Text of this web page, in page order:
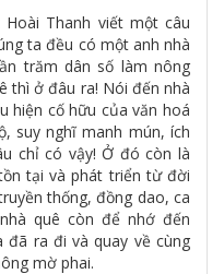
Thanh viết một câu
ta đều có một anh nhà
trăm dân số làm nông
thì ở đâu ra! Nói đến nhà
hiện cố hữu của văn hoá
suy nghĩ manh mún, ích
chỉ có vậy! Ở đó còn là
tại và phát triển từ đời
thống, đồng dao, ca
quê còn để nhớ đến
ra đi và quay về cùng
mờ phai.